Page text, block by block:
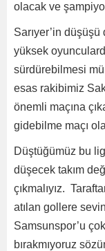
olacak ve
Sarıyer’in
yüksek
sürdürebilmesi
esas rakibimiz
önemli maçına
gidebilme maçı
Düştüğümüz bu
düşecek takım
çıkmalıyız.
atılan gollere
Samsunspor’u
bırakmıyoruz